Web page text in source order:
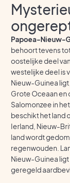
Papoea-Nieuw-
behoort tevens
oostelijke deel
westelijke deel is
Nieuw-Guinea ligt
Grote Oceaan en
Salomonzee in
beschikt het land
Ierland, Nieuw-
land wordt
regenwouden.
Nieuw-Guinea ligt
geregeld